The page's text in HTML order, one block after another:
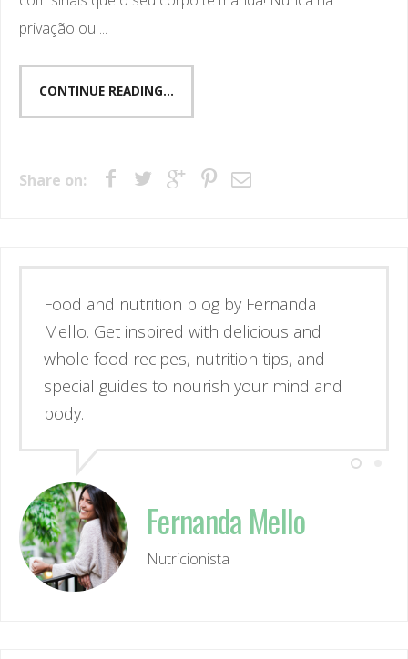
privação ou ...
CONTINUE READING...
Share on:
Esse é o blog da nutricionista Fernanda
Mello. Se inspire através de receitas
simples e deliciosas, alimentos de verdade
e guias para nutrir corpo e mente.
Nutricionista